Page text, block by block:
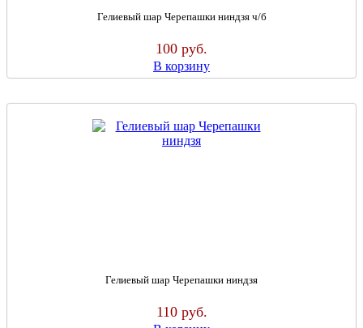
Гелиевый шар Черепашки ниндзя ч/б
100 руб.
В корзину
Гелиевый шар Черепашки ниндзя
110 руб.